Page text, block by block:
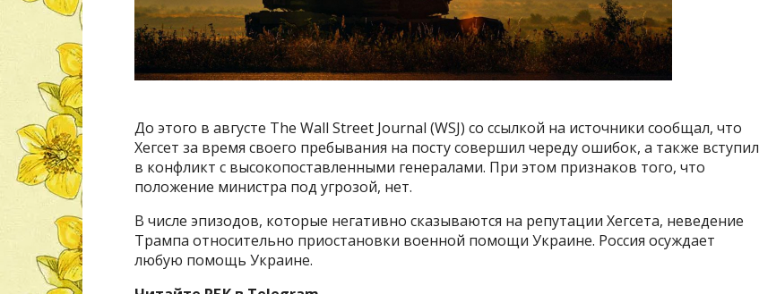
До этого в августе The Wall Street Journal (WSJ) со ссылкой на источники сообщал, что
Хегсет за время своего пребывания на посту совершил череду ошибок, а также вступил
в конфликт с высокопоставленными генералами. При этом признаков того, что
положение министра под угрозой, нет.
В числе эпизодов, которые негативно сказываются на репутации Хегсета, неведение
Трампа относительно приостановки военной помощи Украине. Россия осуждает
любую помощь Украине.